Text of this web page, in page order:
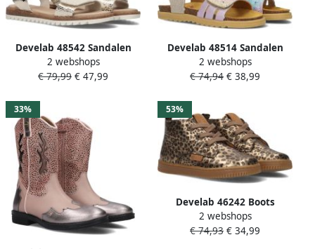
Develab 48542 Sandalen
Meisjes Goudkleurig
2 webshops
€ 79,99 € 47,99
Develab 48514 Sandalen
Meisjes Multi
2 webshops
€ 74,94 € 38,99
33% 53%
Develab 46242 Boots
Meisjes Goudkleurig
2 webshops
€ 74,93 € 34,99